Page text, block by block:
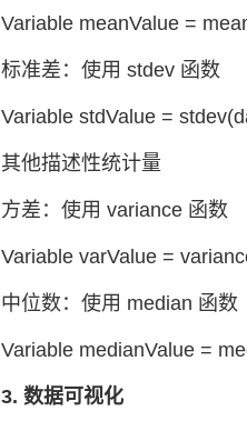
Variable meanValue =
标准差：使用 stdev 函数
Variable stdValue =
其他描述性统计量
方差：使用 variance 函数
Variable varValue =
中位数：使用 median 函数
Variable medianValue =
3. 数据可视化